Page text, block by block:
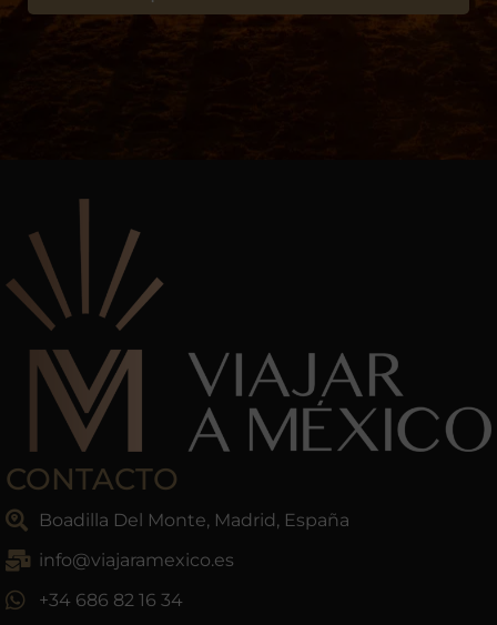
CONTACTO
Boadilla Del Monte, Madrid, España
info@viajaramexico.es
+34 686 82 16 34